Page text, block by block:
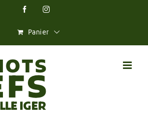
FacebookInstagram
Panier